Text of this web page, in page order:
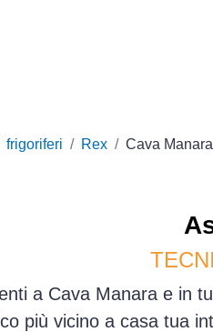
frigoriferi Rex Cava Manara
a Cava Manara e in
più vicino a casa tua